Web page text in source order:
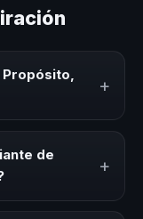
Propósito,
+
estrategias y
corporativos,
es generar
para la
de
+